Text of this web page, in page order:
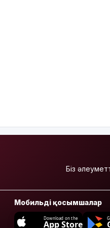
Біз
Мобильді қосымшалар
Download on the
App Store